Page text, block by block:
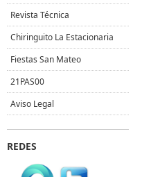
Revista Técnica
Chiringuito La Estacionaria
Fiestas San Mateo
21PAS00
Aviso Legal
REDES